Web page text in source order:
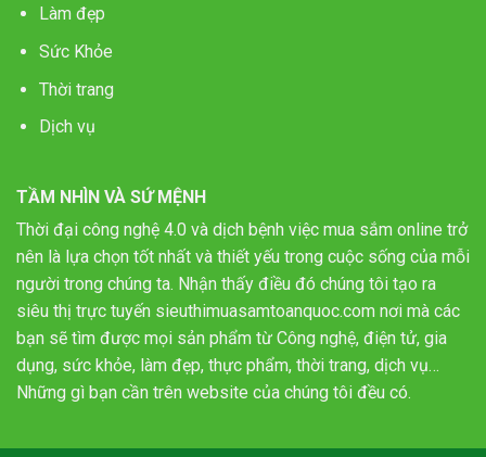
Làm đẹp
Sức Khỏe
Thời trang
Dịch vụ
TẦM NHÌN VÀ SỨ MỆNH
Thời đại công nghệ 4.0 và dịch bệnh việc mua sắm online trở
nên là lựa chọn tốt nhất và thiết yếu trong cuộc sống của mỗi
người trong chúng ta. Nhận thấy điều đó chúng tôi tạo ra
siêu thị trực tuyến sieuthimuasamtoanquoc.com nơi mà các
bạn sẽ tìm được mọi sản phẩm từ Công nghệ, điện tử, gia
dụng, sức khỏe, làm đẹp, thực phẩm, thời trang, dịch vụ…
Những gì bạn cần trên website của chúng tôi đều có.